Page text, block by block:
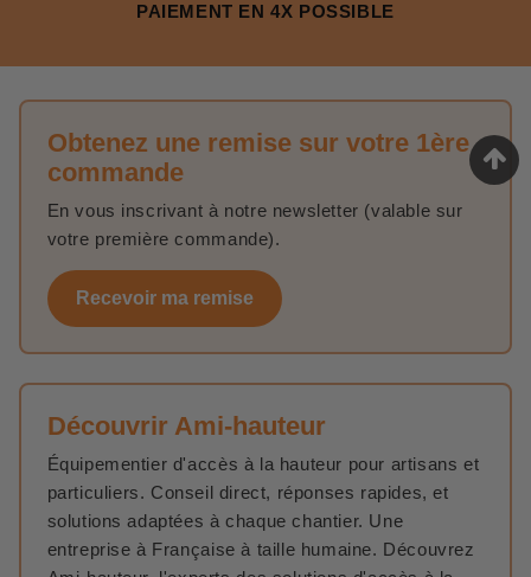
PAIEMENT EN 4X POSSIBLE
Obtenez une remise sur votre 1ère
commande
En vous inscrivant à notre newsletter (valable sur
votre première commande).
Recevoir ma remise
Découvrir Ami-hauteur
Équipementier d'accès à la hauteur pour artisans et
particuliers. Conseil direct, réponses rapides, et
solutions adaptées à chaque chantier. Une
entreprise à Française à taille humaine. Découvrez